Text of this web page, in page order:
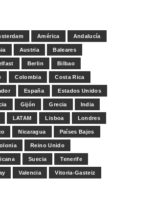
América Andalucía
Austria Baleares
Berlin Bilbao
Colombia Costa Rica
España Estados Unidos
Gijón Grecia India
LATAM Lisboa Londres
Nicaragua Países Bajos
Reino Unido
Suecia Tenerife
Valencia Vitoria-Gasteiz